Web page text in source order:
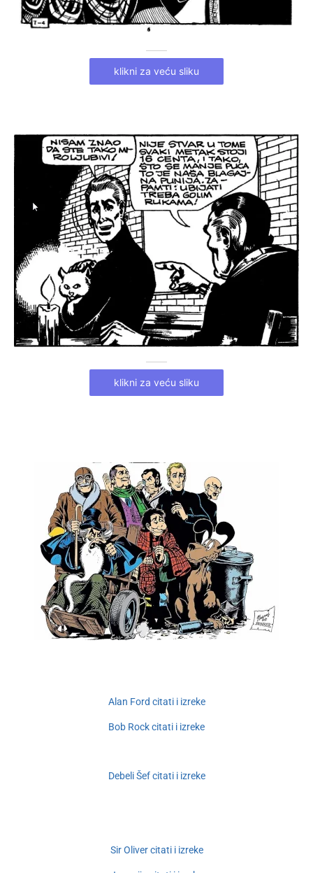
klikni za veću sliku
klikni za veću sliku
Alan Ford citati i izreke
Bob Rock citati i izreke
Sir Oliver citati i izreke
Debeli Šef citati i izreke